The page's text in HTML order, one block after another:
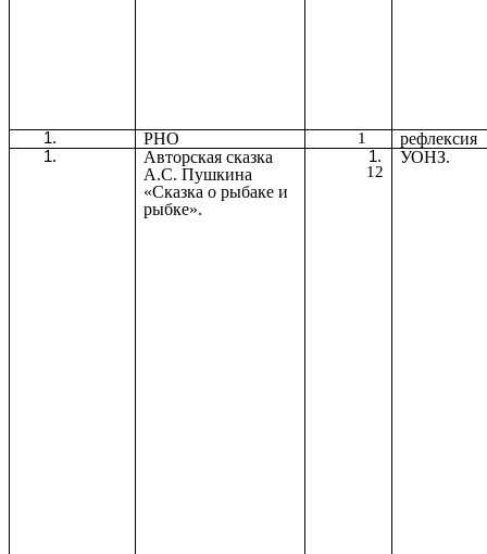
РНО 1
рефлексия
Авторская сказка
А.С. Пушкина
«Сказка о рыбаке и
рыбке».
12
УОНЗ.